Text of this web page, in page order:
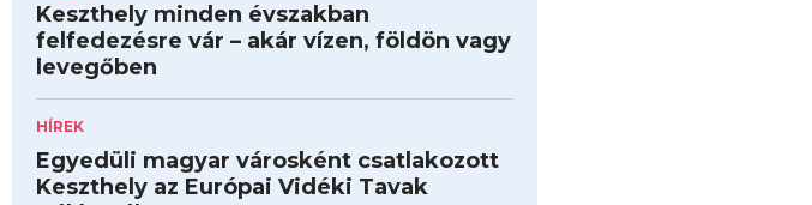
Keszthely minden évszakban
felfedezésre vár – akár vízen, földön vagy
levegőben
HÍREK
Egyedüli magyar városként csatlakozott
Keszthely az Európai Vidéki Tavak